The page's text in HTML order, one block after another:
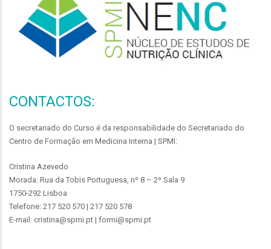
CONTACTOS:
O secretariado do Curso é da responsabilidade do Secretariado do
Centro de Formação em Medicina Interna | SPMI:
Cristina Azevedo
Morada: Rua da Tobis Portuguesa, nº 8 – 2º Sala 9
1750-292 Lisboa
Telefone: 217 520 570 | 217 520 578
E-mail: cristina@spmi.pt | formi@spmi.pt